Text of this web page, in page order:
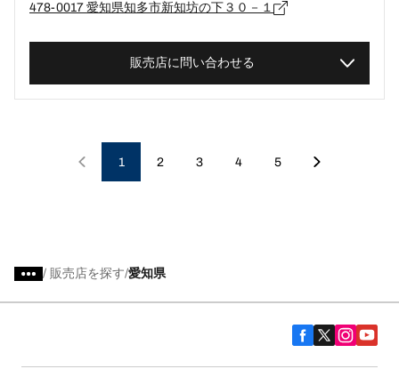
478-0017 愛知県知多市新知坊の下３０－１
販売店に問い合わせる
1 2 3 4 5
/ 販売店を探す 愛知県